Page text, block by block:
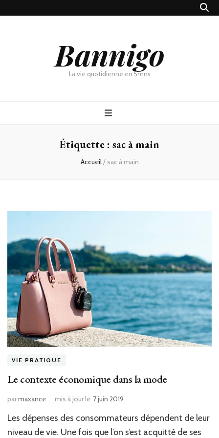
Bannigo
La vie quotidienne en 5mns
Étiquette : sac à main
Accueil/ sac à main
VIE PRATIQUE
Le contexte économique dans la mode
parmaxance mis à jour le 7 juin 2019
Les dépenses des consommateurs dépendent de leur
niveau de vie. Une fois que l’on s’est acquitté de ses